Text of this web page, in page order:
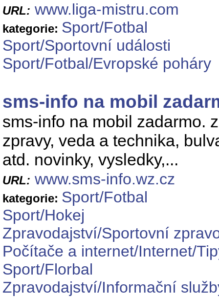
URL: www.liga-mistru.com
kategorie: Sport/Fotbal
Sport/Sportovní události
Sport/Fotbal/Evropské poháry
sms-info na mobil
sms-info na mobil zadarmo.
zpravy, veda a technika,
atd. novinky, vysledky,...
URL: www.sms-info.wz.cz
kategorie: Sport/Fotbal
Sport/Hokej
Zpravodajství/Sportovní
Počítače a internet/Internet/
Sport/Florbal
Zpravodajství/Informační